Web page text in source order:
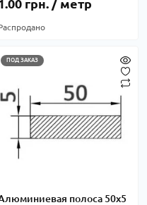
грн. / метр
ПОД ЗАКАЗ
полоса 50х5